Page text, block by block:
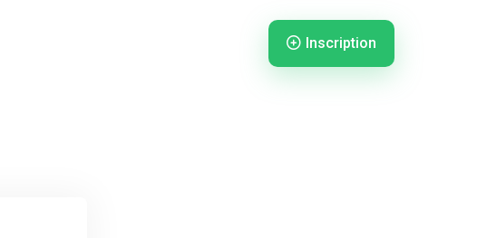
Inscription